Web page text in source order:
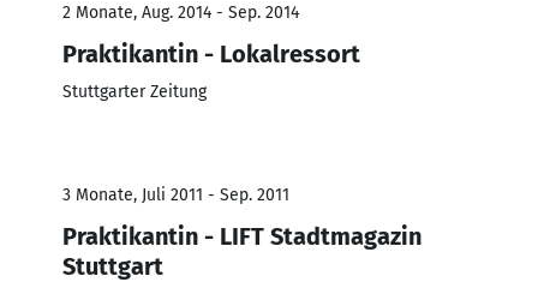
2 Monate, Aug. 2014 - Sep. 2014
Praktikantin - Lokalressort
Stuttgarter Zeitung
3 Monate, Juli 2011 - Sep. 2011
Praktikantin - LIFT Stadtmagazin
Stuttgart